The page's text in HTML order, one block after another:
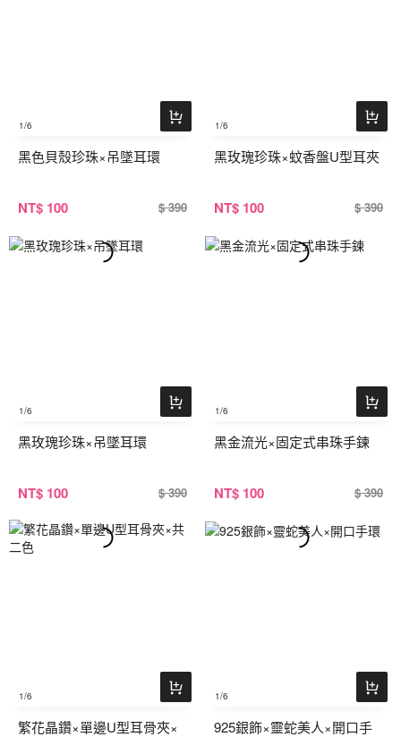
1/6
黑色貝殼珍珠×吊墜耳環
NT$ 100 $ 390
1/6
黑玫瑰珍珠×蚊香盤U型耳夾
NT$ 100 $ 390
1/6
黑玫瑰珍珠×吊墜耳環
NT$ 100 $ 390
1/6
黑金流光×固定式串珠手鍊
NT$ 100 $ 390
1/6
繁花晶鑽×單邊U型耳骨夾×
1/6
925銀飾×靈蛇美人×開口手